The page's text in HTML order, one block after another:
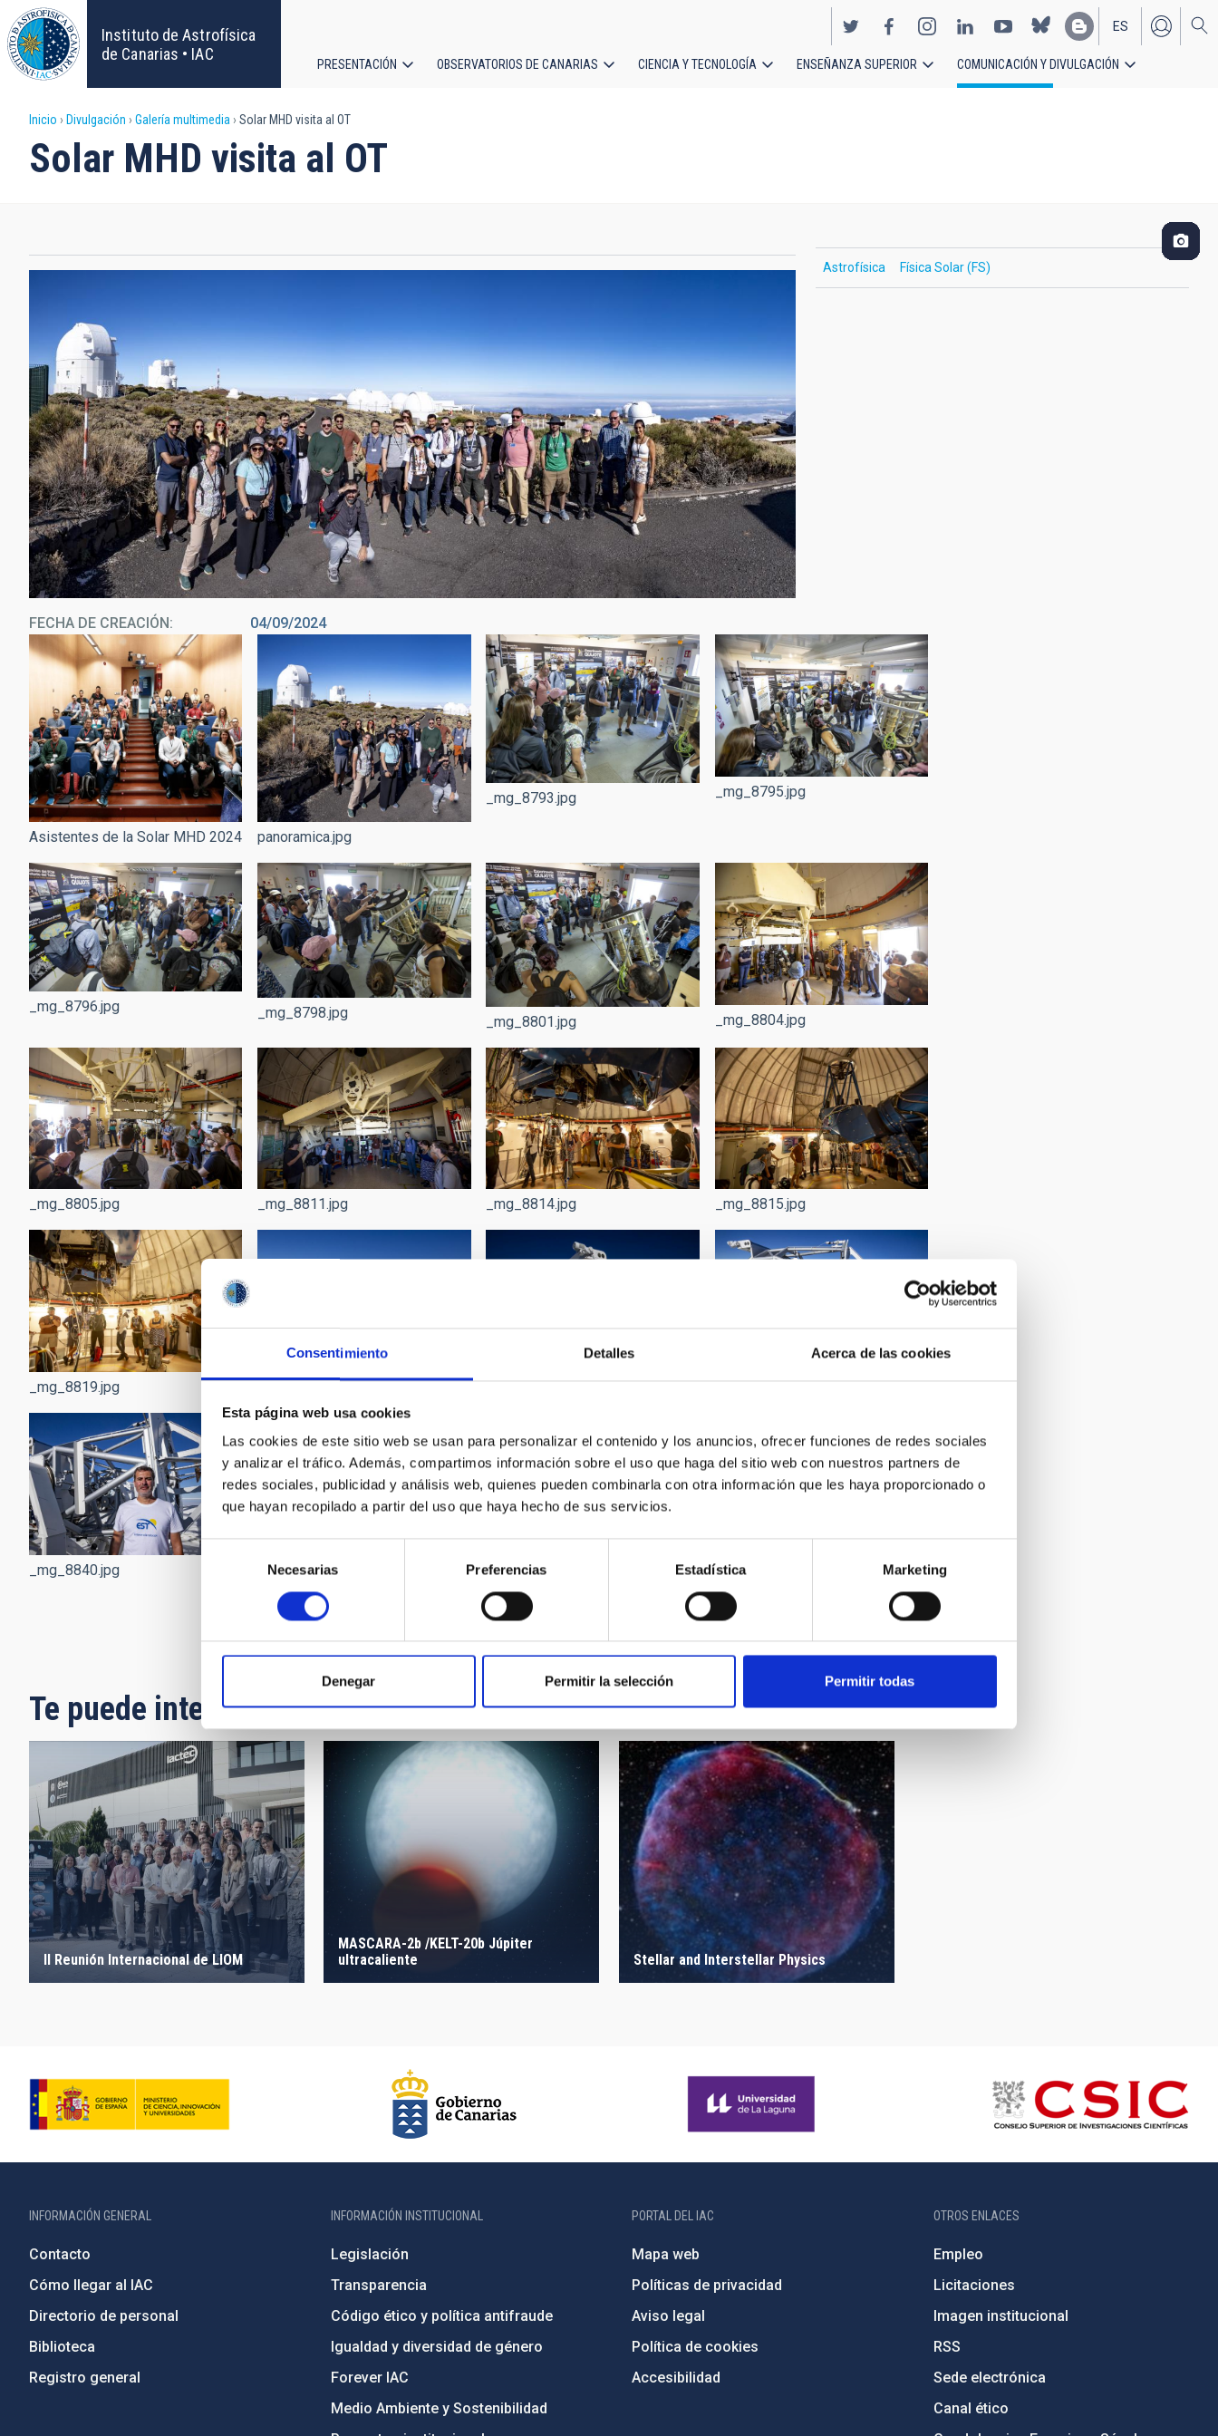
Consentimiento Detalles Acerca de las cookies
Esta página web usa cookies
Las cookies de este sitio web se usan para personalizar el contenido y los anuncios, ofrecer funciones de redes sociales
y analizar el tráfico. Además, compartimos información sobre el uso que haga del sitio web con nuestros partners de
redes sociales, publicidad y análisis web, quienes pueden combinarla con otra información que les haya proporcionado o
que hayan recopilado a partir del uso que haya hecho de sus servicios.
consentimiento
Necesarias Preferencias Estadística Marketing
Denegar Permitir la selección Permitir todas
Pasar
al
contenido
principal
Instituto de Astrofísica
de Canarias • IAC
EN
ES
principal
PRESENTACIÓN OBSERVATORIOS DE CANARIAS CIENCIA Y TECNOLOGÍA ENSEÑANZA SUPERIOR COMUNICACIÓN Y DIVULGACIÓN
Sobrescribir
enlaces
ayuda
la
navegación
Inicio Divulgación Galería multimedia Solar MHD visita al OT
Solar MHD visita al OT
FECHA DE CREACIÓN 04/09/2024
Astrofísica Física Solar (FS)
Asistentes de la Solar MHD 2024 panoramica.jpg
_mg_8793.jpg _mg_8795.jpg
_mg_8796.jpg _mg_8798.jpg
_mg_8801.jpg _mg_8804.jpg
_mg_8805.jpg _mg_8811.jpg _mg_8814.jpg _mg_8815.jpg
_mg_8819.jpg _mg_8826.jpg _mg_8832.jpg _mg_8838.jpg
_mg_8840.jpg _mg_8843.jpg _mg_8845.jpg _mg_8846.jpg
Página 1
Siguiente
página
››
Te puede interesar
II Reunión Internacional de LIOM
MASCARA-2b /KELT-20b Júpiter
ultracaliente
Stellar and Interstellar Physics
INFORMACIÓN GENERAL
Contacto
Cómo llegar al IAC
Directorio de personal
Biblioteca
Registro general
INFORMACIÓN INSTITUCIONAL
Legislación
Transparencia
Código ético y política antifraude
Igualdad y diversidad de género
Forever IAC
Medio Ambiente y Sostenibilidad
PORTAL DEL IAC
Mapa web
Políticas de privacidad
Aviso legal
Política de cookies
Accesibilidad
OTROS ENLACES
Empleo
Licitaciones
Imagen institucional
RSS
Sede electrónica
Canal ético